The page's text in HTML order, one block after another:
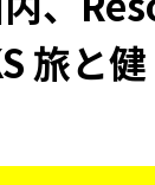
旅と健